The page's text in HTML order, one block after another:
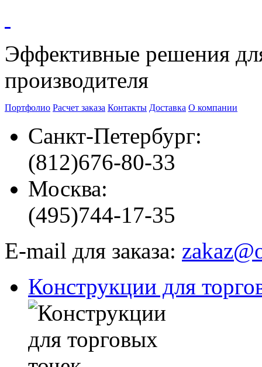
Эффективные решения
производителя
Портфолио Расчет заказа Контакты Доставка О компании
Санкт-Петербург:
(812)676-80-33
Москва:
(495)744-17-35
E-mail для заказа:
Конструкции для